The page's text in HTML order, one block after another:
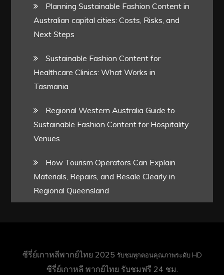
Planning Sustainable Fashion Content in
Australian capital cities: Costs, Risks, and
Next Steps
Sustainable Fashion Content for
Healthcare Clinics: What Works in
Tasmania
Regional Western Australia Guide to
Sustainable Fashion Content for Hospitality
Venues
How Tourism Operators Can Explain
Materials, Repairs, and Resale Clearly in
Regional Queensland
ซีรี่ย์เกาหลีพากย์ไทย 2025 รับชมทุกตอนคุณภาพระดับ HD
ซีรี่ย์เกาหลี พากย์ไทย รับชมฟรี 24 ชม.